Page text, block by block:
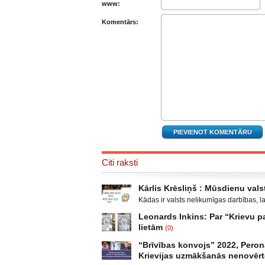
www:
Komentārs:
Citi raksti
Kārlis Krēsliņš : Mūsdienu
Kādas ir valsts nelikumīgas darbības,
Krievijas un ar to aizstāvēšanu
un izveidot militāro konfliktu Doņeckas
neatgādina to, kā attīstījās notikumi
Leonards Inkins: Par “Krievu
lietām (0)
laiks: daļa. Atgriešanās, Neizmantoto
publicējot facebūkā dažus teikumus,
“Brīvības konvojs” 2022,
Krievijas uzmākšanās